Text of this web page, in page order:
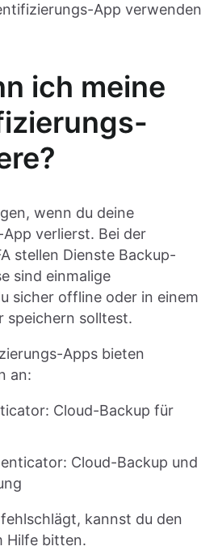
App verwenden
ich meine
wenn du deine
verlierst. Bei der
stellen Dienste Backup-
sind einmalige
sicher offline oder in einem
speichern solltest.
Apps bieten
an:
Cloud-Backup für
Cloud-Backup und
kannst du den
Hilfe bitten.